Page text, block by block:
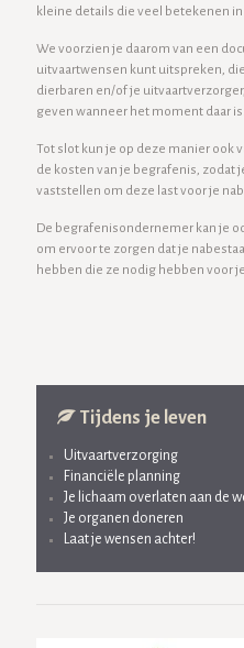
kleine details die veel betekenen
We voorzien je daarom van een
uitvaartwensen kunt uitspreken,
dierbaren en/of je
geven wanneer het moment daar is.
Tot slot kun je op deze manier ook
de kosten van je begrafenis, zodat
vaststellen om deze last voor je
De begrafenisondernemer kan je
om ervoor te zorgen dat je
hebben die ze nodig hebben voor
Tijdens je leven
Uitvaartverzorging
Financiële planning
Je lichaam overlaten aan de
Je organen doneren
Laat je wensen achter!